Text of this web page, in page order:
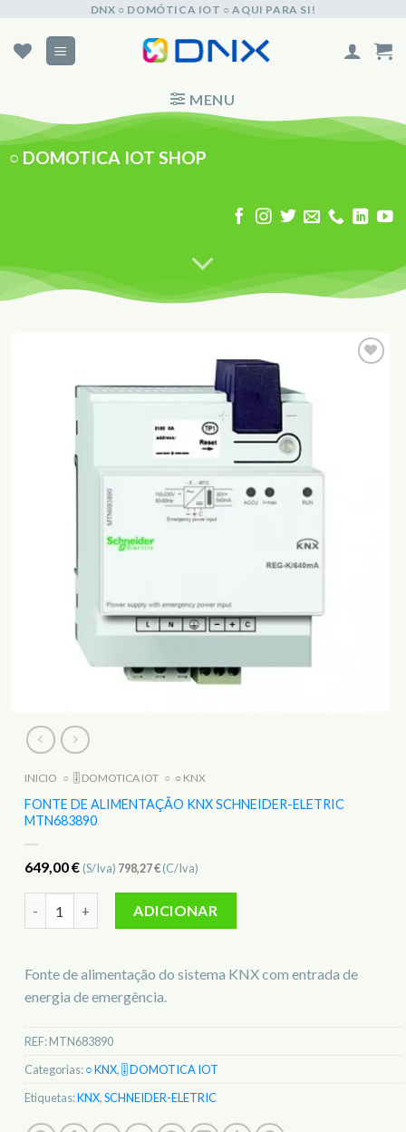
content
DNX ○ DOMÓTICA IOT ○ AQUI PARA SI!
MENU
○ DOMOTICA IOT SHOP
INICIO ○ 🎚️ DOMOTICA IOT ○ ○ KNX
FONTE DE ALIMENTAÇÃO KNX SCHNEIDER-ELETRIC
MTN683890
649,00€ (S/Iva) 798,27€(C/Iva)
ADICIONAR
Fonte de alimentação do sistema KNX com entrada de
energia de emergência.
REF:MTN683890
Categorias:○ KNX, 🎚️ DOMOTICA IOT
Etiquetas:KNX,SCHNEIDER-ELETRIC